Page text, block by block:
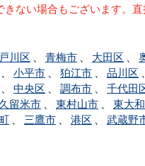
ない場合もございます。
川区 青梅市 大田区
小平市 狛江市 品川区
中央区 調布市 千代田
留米市 東村山市 東大
三鷹市 港区 武蔵野